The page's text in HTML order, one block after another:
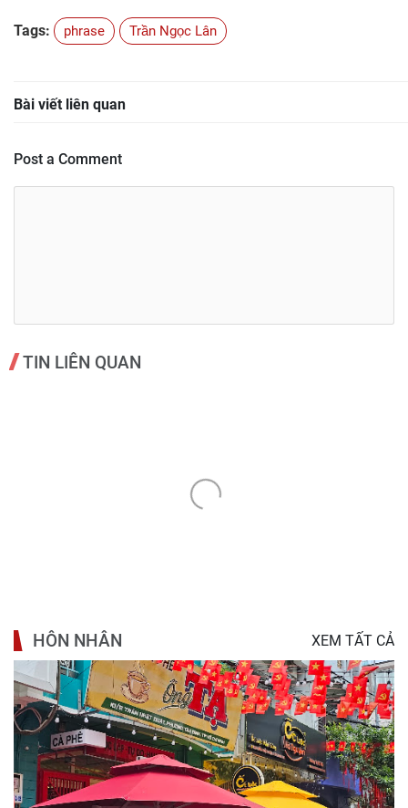
Tags: phrase Trần Ngọc Lân
Bài viết liên quan
Post a Comment
TIN LIÊN QUAN
HÔN NHÂN XEM TẤT CẢ